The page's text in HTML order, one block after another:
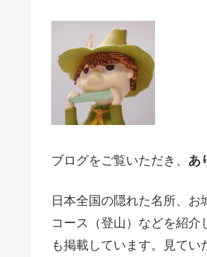
ブログをご覧いただき、 あ
日本全国の隠れた名所、
コース（登山）などを紹
も掲載しています。見てい